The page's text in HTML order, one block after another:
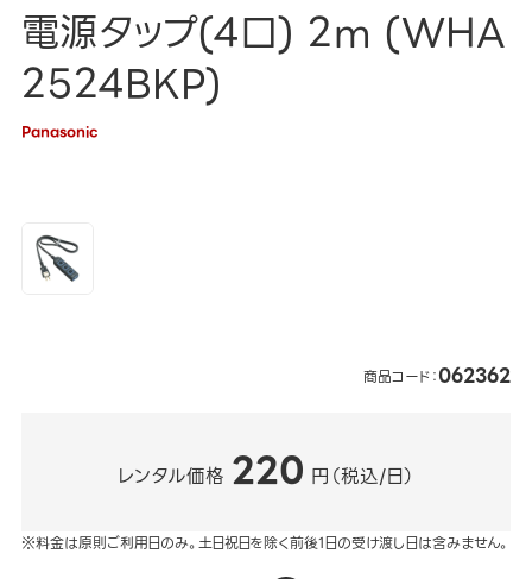
電源タップ(4口) 2m (WHA
2524BKP)
Panasonic
商品コード：062362
レンタル価格 220 円（税込/日）
※料金は原則ご利用日のみ。土日祝日を除く前後1日の受け渡し日は含みません。